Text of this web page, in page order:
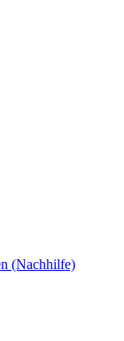
(Nachhilfe)